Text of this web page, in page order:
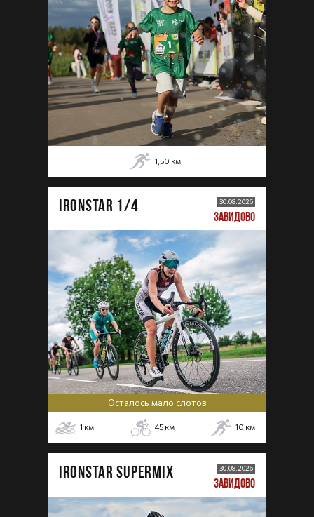
1,50 км
IRONSTAR 1/4 30.08.2026
ЗАВИДОВО
Осталось мало слотов
1 км 45 км 10 км
IRONSTAR SUPERMIX 30.08.2026
ЗАВИДОВО